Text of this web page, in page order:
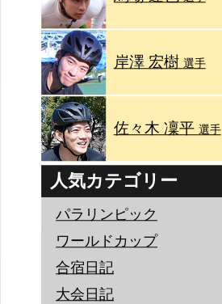
岸澤 宏樹 選手
佐々木 凜平 選手
人気カテゴリー
パラリンピック
ワールドカップ
合宿日記
大会日記